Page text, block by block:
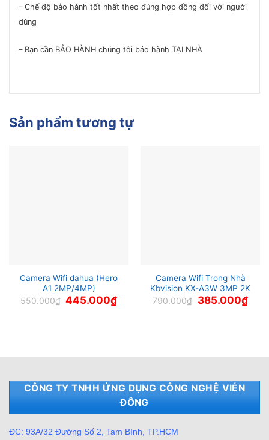
– Chế độ bảo hành tốt nhất theo đúng hợp đồng đối với người
dùng
– Bạn cần BẢO HÀNH chúng tôi bảo hành TẠI NHÀ
Sản phẩm tương tự
Camera Wifi dahua (Hero
A1 2MP/4MP)
550.000₫ Giá
gốc
445.000₫Giá
Camera Wifi Trong Nhà
Kbvision KX-A3W 3MP 2K
790.000₫ Giá
gốc
385.000₫Giá
hiện
CÔNG TY TNHH ỨNG DỤNG CÔNG NGHỆ VIỄN
ĐÔNG
ĐC: 93A/32 Đường Số 2, Tam Bình, TP.HCM